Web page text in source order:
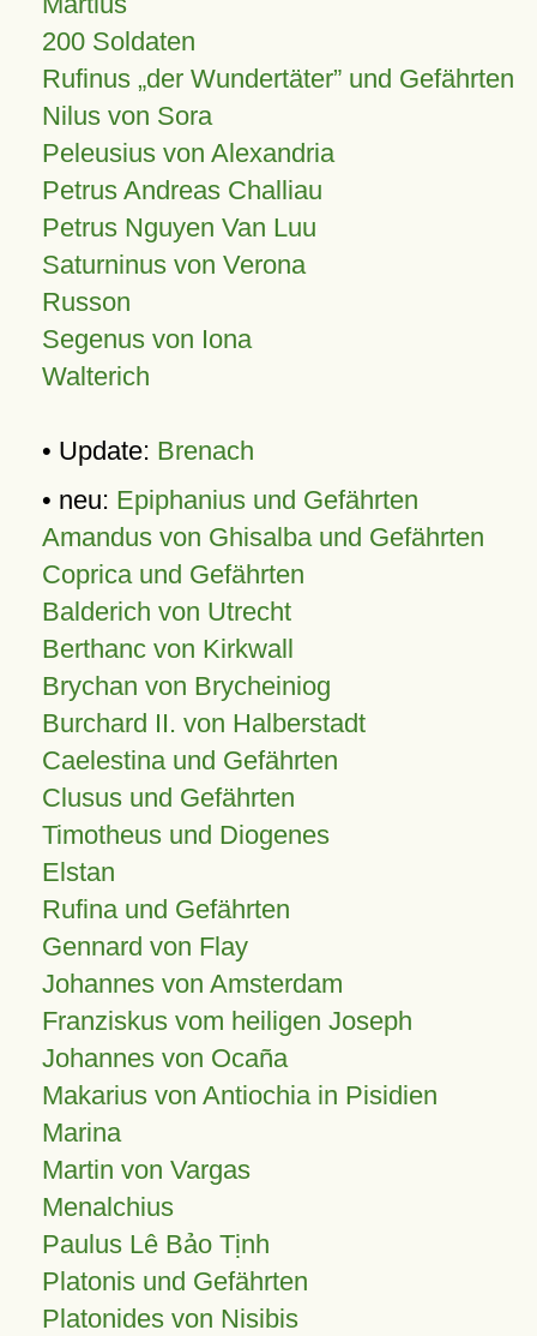
200 Soldaten
Rufinus „der Wundertäter” und Gefährten
Nilus von Sora
Peleusius von Alexandria
Petrus Andreas Challiau
Petrus Nguyen Van Luu
Saturninus von Verona
Russon
Segenus von Iona
Walterich
• Update: Brenach
• neu: Epiphanius und Gefährten
Amandus von Ghisalba und Gefährten
Coprica und Gefährten
Balderich von Utrecht
Berthanc von Kirkwall
Brychan von Brycheiniog
Burchard II. von Halberstadt
Caelestina und Gefährten
Clusus und Gefährten
Timotheus und Diogenes
Elstan
Rufina und Gefährten
Gennard von Flay
Johannes von Amsterdam
Franziskus vom heiligen Joseph
Johannes von Ocaña
Makarius von Antiochia in Pisidien
Marina
Martin von Vargas
Menalchius
Paulus Lê Bảo Tịnh
Platonis und Gefährten
Platonides von Nisibis